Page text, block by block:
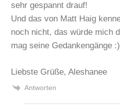
sehr gespannt drauf!
Und das von Matt Haig
noch nicht, das würde mich
mag seine Gedankengänge :)
Liebste Grüße, Aleshanee
Antworten